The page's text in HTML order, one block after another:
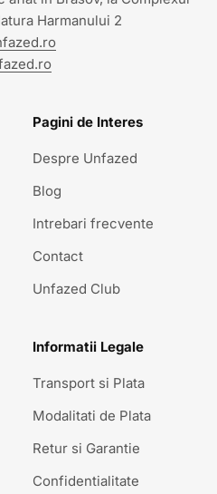
Harmanului 2
Pagini de Interes
Despre Unfazed
Blog
Intrebari frecvente
Contact
Unfazed Club
Informatii Legale
Transport si Plata
Modalitati de Plata
Retur si Garantie
Confidentialitate